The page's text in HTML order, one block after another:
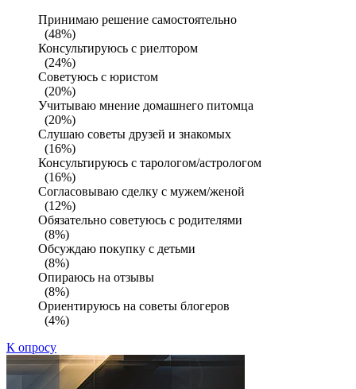
Принимаю решение самостоятельно
(48%)
Консультируюсь с риелтором
(24%)
Советуюсь с юристом
(20%)
Учитываю мнение домашнего питомца
(20%)
Слушаю советы друзей и знакомых
(16%)
Консультируюсь с тарологом/астрологом
(16%)
Согласовываю сделку с мужем/женой
(12%)
Обязательно советуюсь с родителями
(8%)
Обсуждаю покупку с детьми
(8%)
Опираюсь на отзывы
(8%)
Ориентируюсь на советы блогеров
(4%)
К опросу